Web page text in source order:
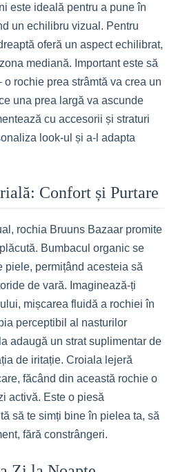
este ideală pentru a pune în
un echilibru vizual. Pentru
oferă un aspect echilibrat,
mediană. Important este să
rochie prea strâmtă va crea un
una prea largă va ascunde
cu accesorii și straturi
look-ul și a-l adapta
Confort și Purtare
rochia Bruuns Bazaar promite
Bumbacul organic se
piele, permițând acesteia să
de vară. Imaginează-ți
mișcarea fluidă a rochiei în
perceptibil al nasturilor
adaugă un strat suplimentar de
de iritație. Croiala lejeră
făcând din această rochie o
activă. Este o piesă
să te simți bine în pielea ta, să
fără constrângeri.